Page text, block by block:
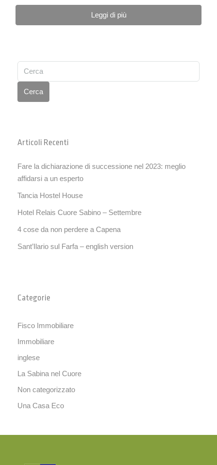
Leggi di più
Cerca
Articoli Recenti
Fare la dichiarazione di successione nel 2023: meglio
affidarsi a un esperto
Tancia Hostel House
Hotel Relais Cuore Sabino – Settembre
4 cose da non perdere a Capena
Sant’Ilario sul Farfa – english version
Categorie
Fisco Immobiliare
Immobiliare
inglese
La Sabina nel Cuore
Non categorizzato
Una Casa Eco